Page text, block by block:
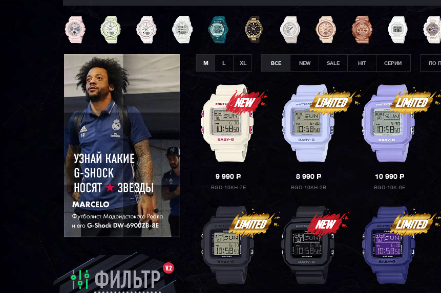
CASIO BABY-G
ВСЕ CASIO
CASIO G-SHOCK
CASIO PRO TREK
CASIO EDIFICE
CITIZEN
SEIKO
ORIENT
V.2
ФИЛЬТР
M XL ВСЕ NEW SALE HIT СЕРИИ ПО
9 990P
BGD-10KH-7E
8 990P
BGD-10KH-2B
10 990P
BGD-10K-6E